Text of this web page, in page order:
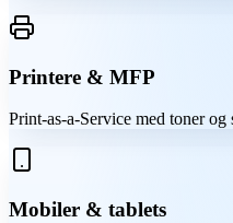
Printere & MFP
Print-as-a-Service med toner og
Mobiler & tablets